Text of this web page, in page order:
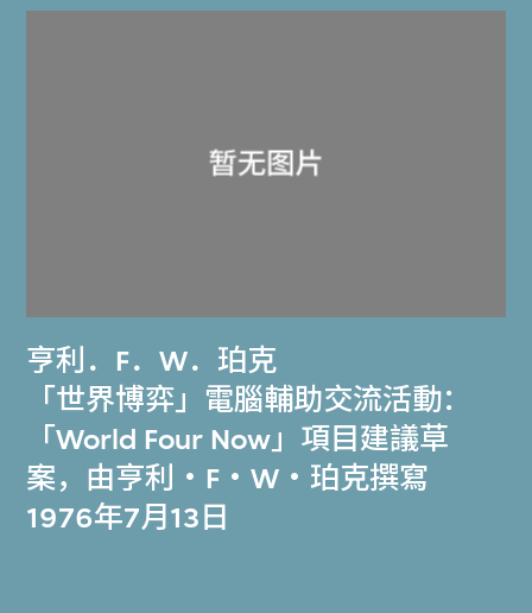
亨利．F．W．珀克
「世界博弈」電腦輔助交流活動：
「World Four Now」項目建議草
案，由亨利‧F‧W‧珀克撰寫
1976年7月13日